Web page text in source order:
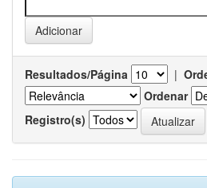
Resultados/Página |
Ordenar
Registro(s)